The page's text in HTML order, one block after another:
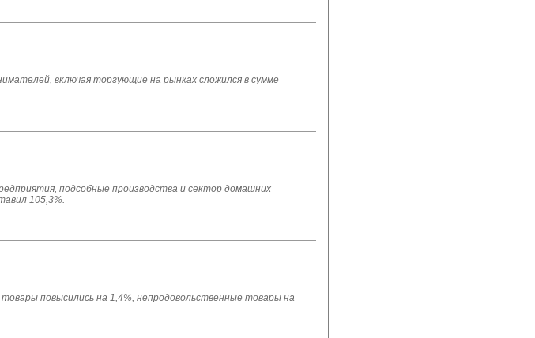
включая торгующие на рынках сложился в сумме
подсобные производства и сектор домашних
105,3%.
повысились на 1,4%, непродовольственные товары на